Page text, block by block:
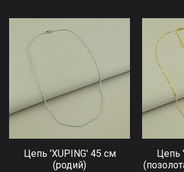
Цепь 'XUPING' 45 см
(родий)
Цепь